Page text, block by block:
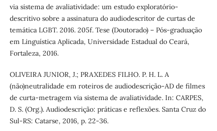
via sistema de avaliatividade: um estudo exploratório-
descritivo sobre a assinatura do audiodescritor de curtas de
temática LGBT. 2016. 205f. Tese (Doutorado) – Pós-graduação
em Linguística Aplicada, Universidade Estadual do Ceará,
Fortaleza, 2016.
OLIVEIRA JUNIOR, J.; PRAXEDES FILHO. P. H. L. A
(não)neutralidade em roteiros de audiodescrição-AD de filmes
de curta-metragem via sistema de avaliatividade. In: CARPES,
D. S. (Org.). Audiodescrição: práticas e reflexões. Santa Cruz do
Sul-RS: Catarse, 2016, p. 22-36.